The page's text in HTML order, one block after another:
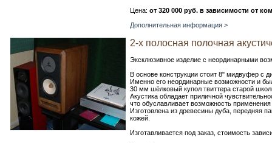
Цена: от 320 000 руб. в зависимости от
Дополнительная информация >
2-х полосная полочная
Эксклюзивное изделие с неординарными
В основе конструкции стоит 8" мидвуфер с
Именно его неординарные возможности и
30 мм шёлковый купол твиттера старой
Акустика обладает приличной
что обуславливает возможность
Изготовлена из древесины дуба, передняя
кожей.
Изготавливается под заказ, стоимость